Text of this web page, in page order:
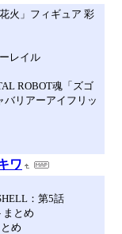
火」フィギュア 彩
レイル
ROBOT魂「ズゴ
バリアーアイフリッ
ワ
：第5話
まとめ
め